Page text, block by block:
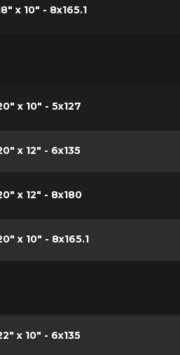
x 10" - 8x165.1
x 10" - 5x127
x 12" - 6x135
x 12" - 8x180
x 10" - 8x165.1
x 10" - 6x135